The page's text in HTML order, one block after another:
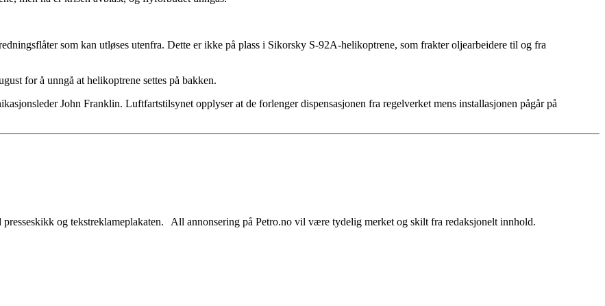
som kan utløses utenfra. Dette er ikke på plass i Sikorsky S-92A-helikoptrene, som frakter oljearbeidere til og fra
for å unngå at helikoptrene settes på bakken.
John Franklin. Luftfartstilsynet opplyser at de forlenger dispensasjonen fra regelverket mens installasjonen pågår på
og tekstreklameplakaten. All annonsering på Petro.no vil være tydelig merket og skilt fra redaksjonelt innhold.